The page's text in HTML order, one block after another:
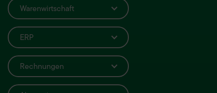
Warenwirtschaft
ERP
Rechnungen